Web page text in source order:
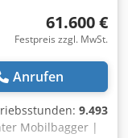
61.600 €
Festpreis zzgl. MwSt.
Anrufen
9.493
Mobilbagger |